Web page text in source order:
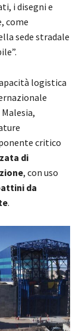
i disegni e
come
sede stradale
logistica
critico
di
, con uso
da
.